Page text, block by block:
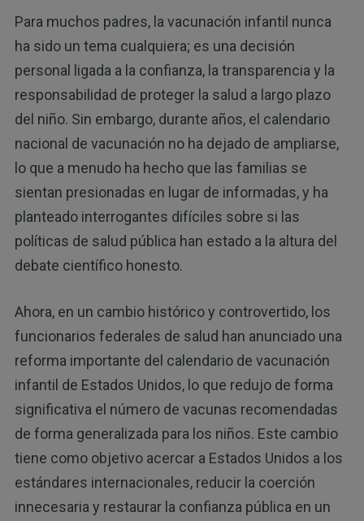
Para muchos padres, la vacunación infantil nunca
ha sido un tema cualquiera; es una decisión
personal ligada a la confianza, la transparencia y la
responsabilidad de proteger la salud a largo plazo
del niño. Sin embargo, durante años, el calendario
nacional de vacunación no ha dejado de ampliarse,
lo que a menudo ha hecho que las familias se
sientan presionadas en lugar de informadas, y ha
planteado interrogantes difíciles sobre si las
políticas de salud pública han estado a la altura del
debate científico honesto.
Ahora, en un cambio histórico y controvertido, los
funcionarios federales de salud han anunciado una
reforma importante del calendario de vacunación
infantil de Estados Unidos, lo que redujo de forma
significativa el número de vacunas recomendadas
de forma generalizada para los niños. Este cambio
tiene como objetivo acercar a Estados Unidos a los
estándares internacionales, reducir la coerción
innecesaria y restaurar la confianza pública en un